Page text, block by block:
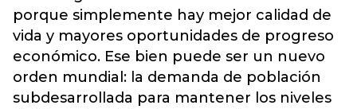
porque simplemente hay mejor calidad de
vida y mayores oportunidades de progreso
económico. Ese bien puede ser un nuevo
orden mundial: la demanda de población
subdesarrollada para mantener los niveles